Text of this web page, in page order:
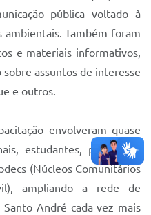
pública voltado à
ambientais. Também foram
e materiais informativos,
assuntos de interesse
e outros.
envolveram quase
estudantes, população,
(Núcleos Comunitários
ampliando a rede de
André cada vez mais